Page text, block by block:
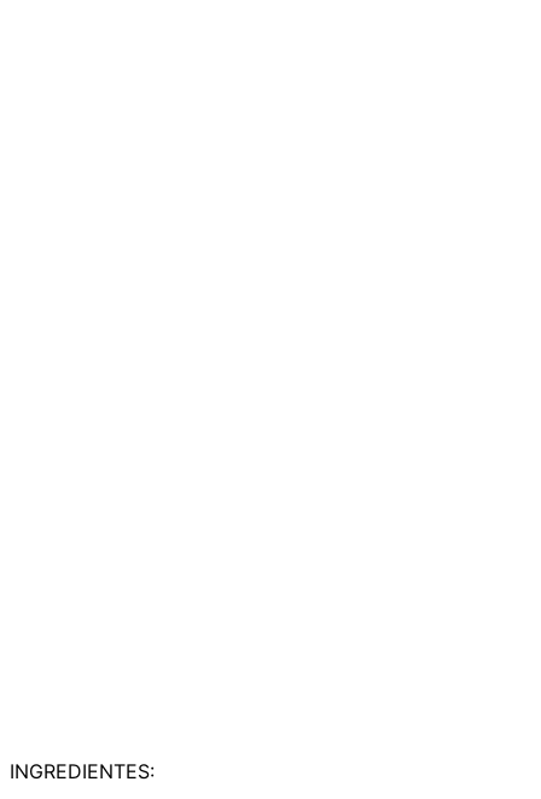
INGREDIENTES: